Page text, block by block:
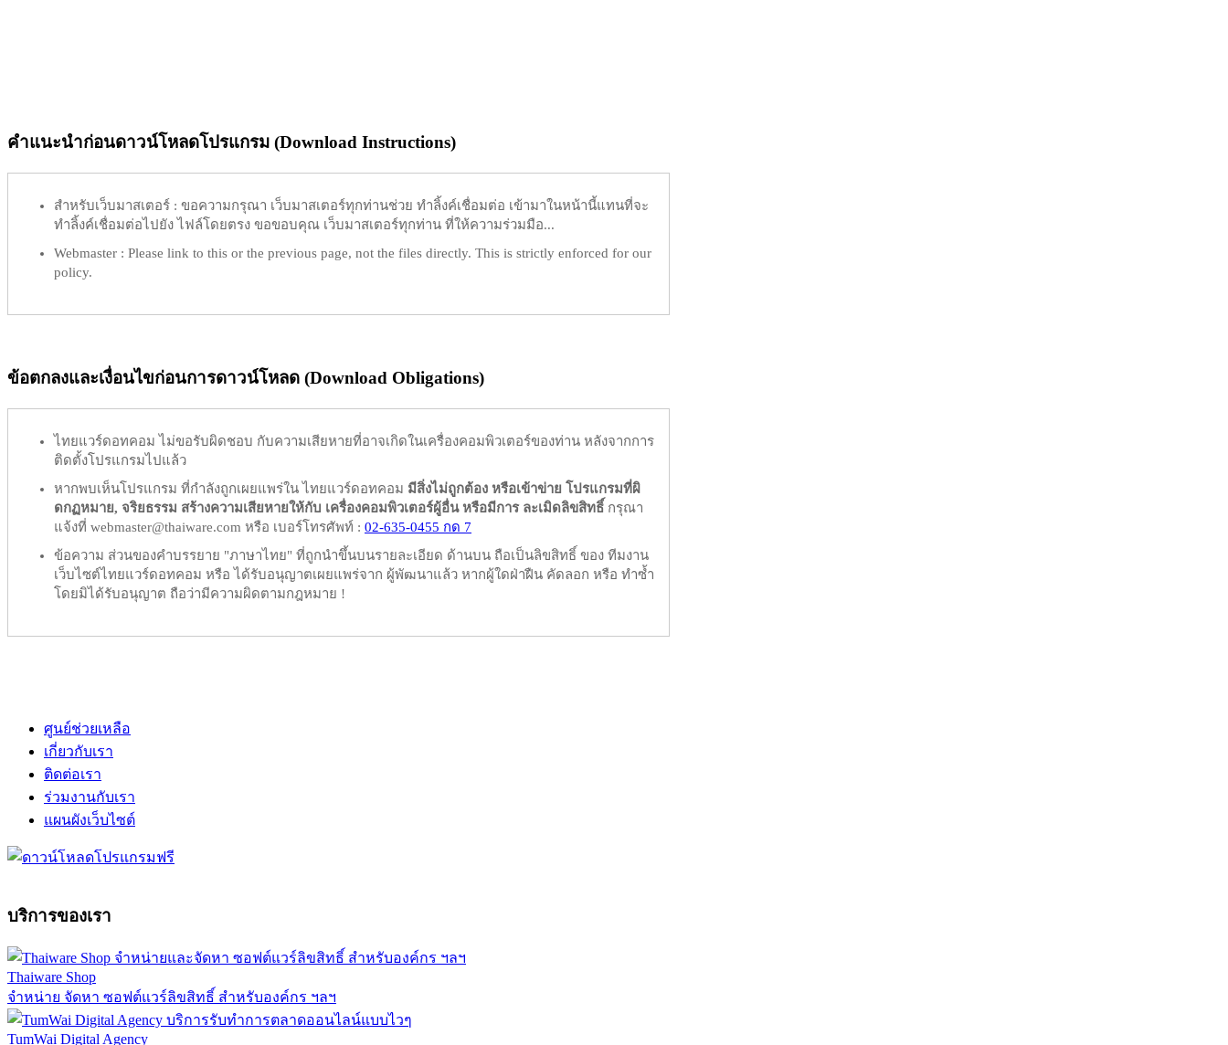
คำแนะนำก่อนดาวน์โหลดโปรแกรม (Download Instructions)
สำหรับเว็บมาสเตอร์ : ขอความกรุณา เว็บมาสเตอร์ทุกท่านช่วย ทำลิ้งค์เชื่อมต่อ เข้ามาในหน้านี้แทนที่จะ
ทำลิ้งค์เชื่อมต่อไปยัง ไฟล์โดยตรง ขอขอบคุณ เว็บมาสเตอร์ทุกท่าน ที่ให้ความร่วมมือ...
Webmaster : Please link to this or the previous page, not the files directly. This is strictly enforced for our
policy.
ข้อตกลงและเงื่อนไขก่อนการดาวน์โหลด (Download Obligations)
ไทยแวร์ดอทคอม ไม่ขอรับผิดชอบ กับความเสียหายที่อาจเกิดในเครื่องคอมพิวเตอร์ของท่าน หลังจากการ
ติดตั้งโปรแกรมไปแล้ว
หากพบเห็นโปรแกรม ที่กำลังถูกเผยแพร่ใน ไทยแวร์ดอทคอม มีสิ่งไม่ถูกต้อง หรือเข้าข่าย โปรแกรมที่ผิ
ดกฏหมาย, จริยธรรม สร้างความเสียหายให้กับ เครื่องคอมพิวเตอร์ผู้อื่น หรือมีการ ละเมิดลิขสิทธิ์ กรุณา
แจ้งที่ webmaster@thaiware.com หรือ เบอร์โทรศัพท์ : 02-635-0455 กด 7
ข้อความ ส่วนของคำบรรยาย "ภาษาไทย" ที่ถูกนำขึ้นบนรายละเอียด ด้านบน ถือเป็นลิขสิทธิ์ ของ ทีมงาน
เว็บไซต์ไทยแวร์ดอทคอม หรือ ได้รับอนุญาตเผยแพร่จาก ผู้พัฒนาแล้ว หากผู้ใดฝ่าฝืน คัดลอก หรือ ทำซ้ำ
โดยมิได้รับอนุญาต ถือว่ามีความผิดตามกฎหมาย !
ศูนย์ช่วยเหลือ
เกี่ยวกับเรา
ติดต่อเรา
ร่วมงานกับเรา
แผนผังเว็บไซต์
บริการของเรา
Thaiware Shop
จำหน่าย จัดหา ซอฟต์แวร์ลิขสิทธิ์ สำหรับองค์กร ฯลฯ
TumWai Digital Agency